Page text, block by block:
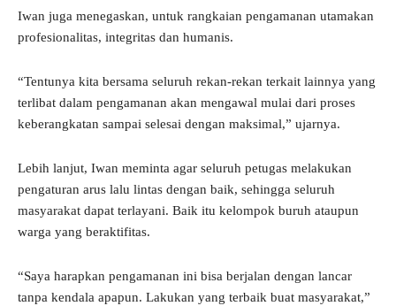
Iwan juga menegaskan, untuk rangkaian pengamanan utamakan
profesionalitas, integritas dan humanis.
“Tentunya kita bersama seluruh rekan-rekan terkait lainnya yang
terlibat dalam pengamanan akan mengawal mulai dari proses
keberangkatan sampai selesai dengan maksimal,” ujarnya.
Lebih lanjut, Iwan meminta agar seluruh petugas melakukan
pengaturan arus lalu lintas dengan baik, sehingga seluruh
masyarakat dapat terlayani. Baik itu kelompok buruh ataupun
warga yang beraktifitas.
“Saya harapkan pengamanan ini bisa berjalan dengan lancar
tanpa kendala apapun. Lakukan yang terbaik buat masyarakat,”